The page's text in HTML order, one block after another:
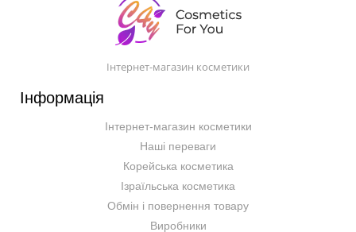
Інтернет-магазин косметики
Інформація
Інтернет-магазин косметики
Наші переваги
Корейська косметика
Ізраїльська косметика
Обмін і повернення товару
Виробники